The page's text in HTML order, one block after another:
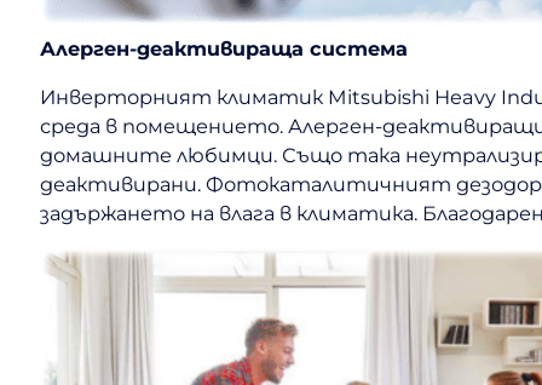
Алерген-деактивираща система
Инверторният климатик Mitsubishi Heavy
среда в помещението. Алерген-
домашните любимци. Също така
деактивирани. Фотокаталитичният
задържането на влага в климатика.